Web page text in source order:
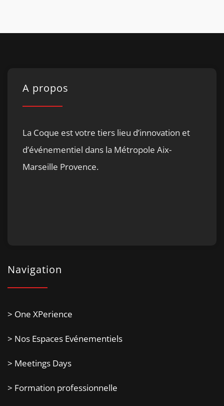
A propos
La Coque est votre tiers lieu d’innovation et
d’événementiel dans la Métropole Aix-
Marseille Provence.
Navigation
> One XPerience
> Nos Espaces Evénementiels
> Meetings Days
> Formation professionnelle